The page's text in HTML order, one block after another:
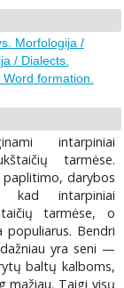
Morfologija /
/ Dialects.
formation.
intarpiniai
tarmėse.
darybos
kad intarpiniai
tarmėse, o
Bendri
yra seni —
baltų kalboms,
mažiau. Taigi visų